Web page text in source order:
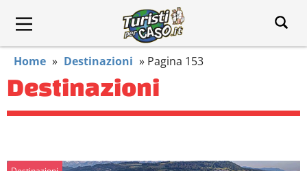
Home » Destinazioni » Pagina 153
Destinazioni